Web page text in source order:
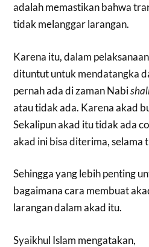
adalah memastikan bahwa
tidak melanggar larangan.
Karena itu, dalam
dituntut untuk mendatangka
pernah ada di zaman Nabi
atau tidak ada. Karena akad
Sekalipun akad itu tidak ada
akad ini bisa diterima, selama
Sehingga yang lebih penting
bagaimana cara membuat
larangan dalam akad itu.
Syaikhul Islam mengatakan,